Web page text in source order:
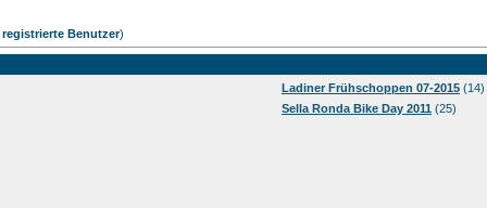
registrierte Benutzer)
Ladiner Frühschoppen 07-2015 (14)
Sella Ronda Bike Day 2011 (25)